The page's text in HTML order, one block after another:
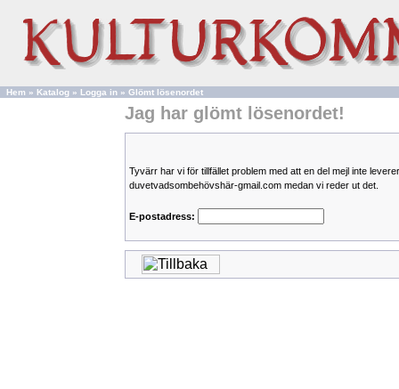
Hem » Katalog » Logga in » Glömt lösenordet
Jag har glömt lösenordet!
Tyvärr har vi för tillfället problem med att en del mejl inte
duvetvadsombehövshär-gmail.com medan vi reder ut det.
E-postadress: